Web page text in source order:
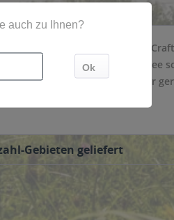
ebenso außergewöhnliche
Malt-Whiskey, Hopfentee
Lahnecken-Praline. Sehr
Gebieten geliefert